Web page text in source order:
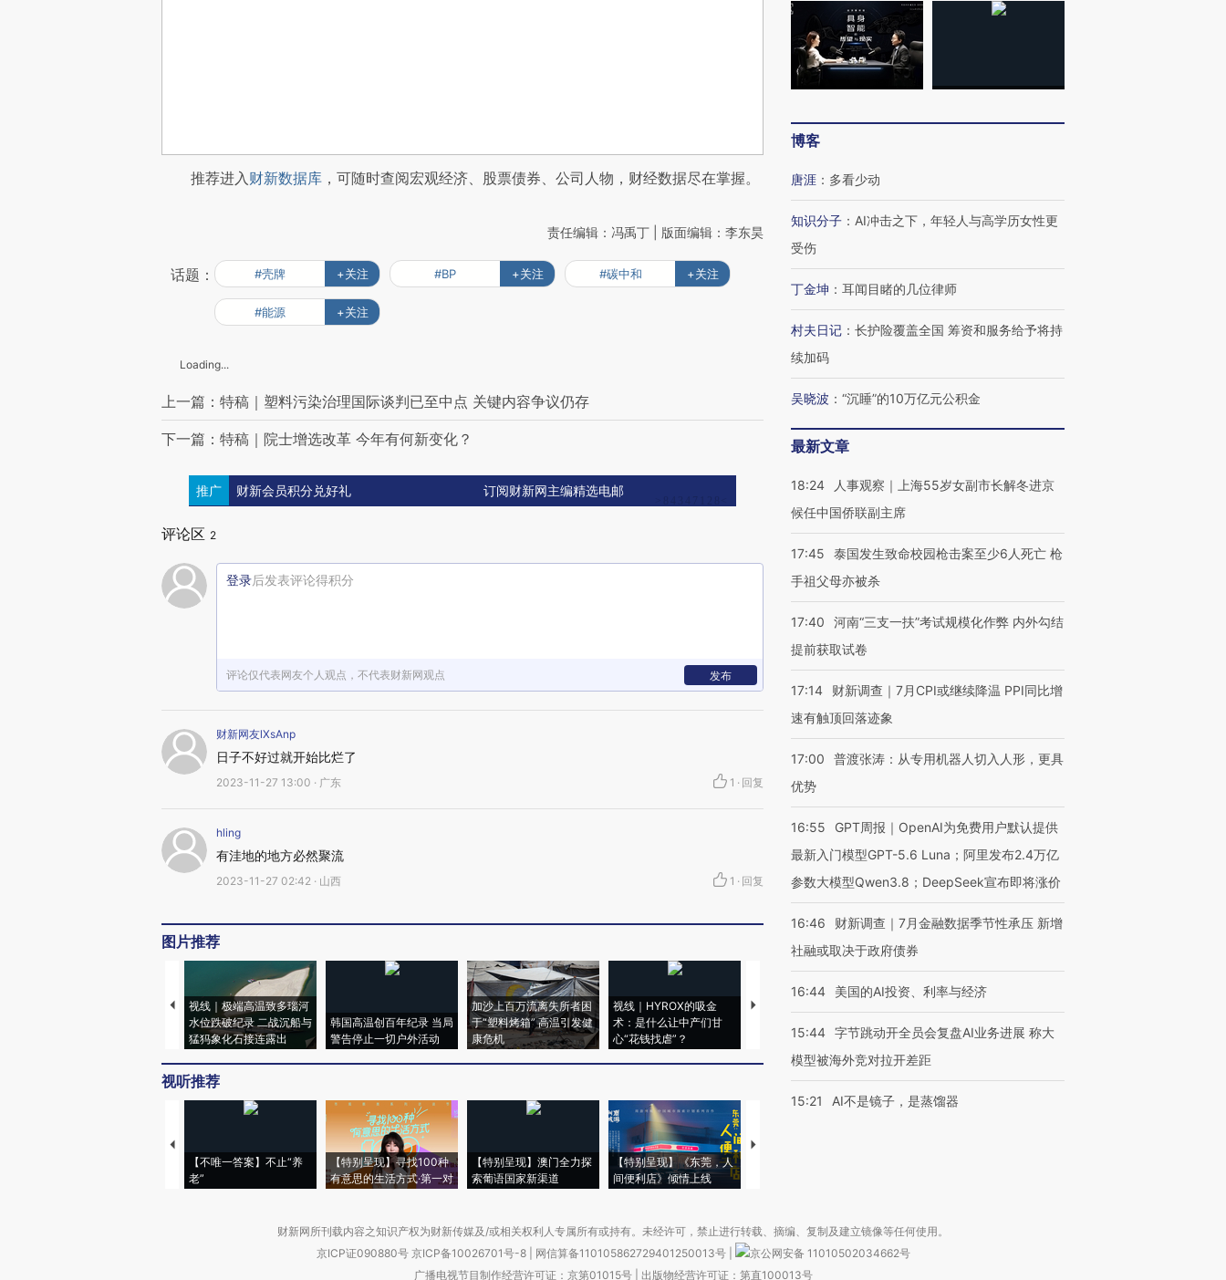
推荐进入财新数据库 ，可随时查阅宏观经济、股票债券、公司人物，财经数据尽在掌握。
责任编辑：冯禹丁 | 版面编辑：李东昊
话题： #壳牌 +关注 #BP +关注 #碳中和 +关注
#能源 +关注
Loading...
上一篇：特稿｜塑料污染治理国际谈判已至中点 关键内容争议仍存
下一篇：特稿｜院士增选改革 今年有何新变化？
推广 财新会员积分兑好礼 订阅财新网主编精选电邮
评论区 2
登录后发表评论得积分
评论仅代表网友个人观点，不代表财新网观点 发布
财新网友lXsAnp
日子不好过就开始比烂了
2023-11-27 13:00 · 广东 1 · 回复
hling
有洼地的地方必然聚流
2023-11-27 02:42 · 山西 1 · 回复
图片推荐
视线｜极端高温致多瑙河
水位跌破纪录 二战沉船与
猛犸象化石接连露出
韩国高温创百年纪录 当局
警告停止一切户外活动
加沙上百万流离失所者困
于“塑料烤箱” 高温引发健
康危机
视线｜HYROX的吸金
术：是什么让中产们甘
心“花钱找虐”？
马航飞行员跨国走私7万
育部长拱下台
飞地休达
视听推荐
【不唯一答案】不止“养
老”
【特别呈现】寻找100种
有意思的生活方式·第一对
【特别呈现】澳门全力探
索葡语国家新渠道
【特别呈现】《东莞，人
间便利店》倾情上线
【推广】走进第四届链博
博客
唐涯 ： 多看少动
知识分子 ： AI冲击之下，年轻人与高学历女性更
受伤
丁金坤 ： 耳闻目睹的几位律师
村夫日记 ： 长护险覆盖全国 筹资和服务给予将持
续加码
吴晓波 ： “沉睡”的10万亿元公积金
最新文章
18:24
人事观察｜上海55岁女副市长解冬进京
候任中国侨联副主席
17:45
泰国发生致命校园枪击案至少6人死亡 枪
手祖父母亦被杀
17:40
河南“三支一扶”考试规模化作弊 内外勾结
提前获取试卷
17:14
财新调查｜7月CPI或继续降温 PPI同比增
速有触顶回落迹象
17:00
普渡张涛：从专用机器人切入人形，更具
优势
16:55
GPT周报｜OpenAI为免费用户默认提供
最新入门模型GPT-5.6 Luna；阿里发布2.4万亿
参数大模型Qwen3.8；DeepSeek宣布即将涨价
16:46
财新调查｜7月金融数据季节性承压 新增
社融或取决于政府债券
16:44 美国的AI投资、利率与经济
15:44 字节跳动开全员会复盘AI业务进展 称大
模型被海外竞对拉开差距
15:21 AI不是镜子，是蒸馏器
财新网所刊载内容之知识产权为财新传媒及/或相关权利人专属所有或持有。未经许可，禁止进行转载、摘编、复制及建立镜像等任何使用。
京ICP证090880号 京ICP备10026701号-8 网信算备110105862729401250013号
京公网安备 11010502034662号
广播电视节目制作经营许可证：京第01015号| 出版物经营许可证：第直100013号